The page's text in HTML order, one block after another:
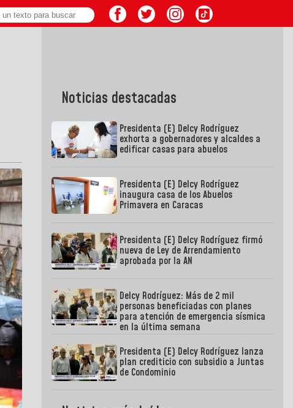
Noticias destacadas
Presidenta (E) Delcy Rodríguez
exhorta a gobernadores y alcaldes a
edificar casas para abuelos
Presidenta (E) Delcy Rodríguez
inaugura casa de los Abuelos
Primavera en Caracas
Presidenta (E) Delcy Rodríguez firmó
nueva de Ley de Arrendamiento
aprobada por la AN
Delcy Rodríguez: Más de 2 mil
personas beneficiadas con planes
para atención de emergencia sísmica
en la última semana
Presidenta (E) Delcy Rodríguez lanza
plan crediticio con subsidio a Juntas
de Condominio